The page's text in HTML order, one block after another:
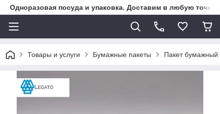
Одноразовая посуда и упаковка. Доставим в любую точку
Товары и услуги Бумажные пакеты Пакет